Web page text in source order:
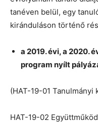
tanéven belül, egy
kiránduláson történő
a 2019. évi, a 2020.
program nyílt
(HAT-19-01
HAT-19-02